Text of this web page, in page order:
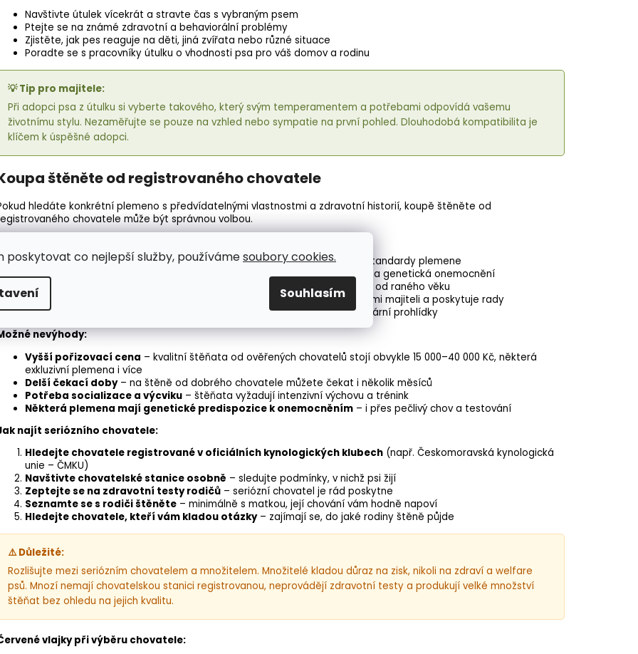
poskytovat co nejlepší služby, používámesoubory cookies.
Souhlasím
Navštivte útulek vícekrát a stravte čas s vybraným psem
Ptejte se na známé zdravotní a behaviorální problémy
Zjistěte, jak pes reaguje na děti, jiná zvířata nebo různé situace
Poradte se s pracovníky útulku o vhodnosti psa pro váš domov a rodinu
💡 Tip pro majitele:
Při adopci psa z útulku si vyberte takového, který svým temperamentem a potřebami odpovídá vašemu
životnímu stylu. Nezaměřujte se pouze na vzhled nebo sympatie na první pohled. Dlouhodobá kompatibilita je
klíčem k úspěšné adopci.
štěněte od registrovaného chovatele
hledáte konkrétní plemeno s předvídatelnými vlastnostmi a zdravotní historií, koupě štěněte od
chovatele může být správnou volbou.
Předvídatelné vlastnosti a vzhled– čistokrevní psi mají definované standardy plemene
Známá genetická historie
– kvalitní chovatelé testují rodičovské psy na genetická onemocnění
Socializace
– seriózní chovatelé začínají se socializací už od raného věku
Podpora a poradenství
– mnoho chovatelů zůstává v kontaktu s novými majiteli a poskytuje rady
Možná prevence zdravotních problémů
– štěňata podstupují veterinární prohlídky
nevýhody:
Vyšší pořizovací cena – kvalitní štěňata od ověřených chovatelů stojí obvykle 15 000–40 000 Kč, některá
exkluzivní plemena i více
Delší čekací doby– na štěně od dobrého chovatele můžete čekat i několik měsíců
Potřeba socializace a výcviku – štěňata vyžadují intenzivní výchovu a trénink
Některá plemena mají genetické predispozice k onemocněním – i přes pečlivý chov a testování
najít seriózního chovatele:
Hledejte chovatele registrované v oficiálních kynologických klubech (např. Českomoravská kynologická
unie – ČMKU)
Navštivte chovatelské stanice osobně – sledujte podmínky, v nichž psi žijí
Zeptejte se na zdravotní testy rodičů – seriózní chovatel je rád poskytne
Seznamte se s rodiči štěněte – minimálně s matkou, její chování vám hodně napoví
Hledejte chovatele, kteří vám kladou otázky– zajímají se, do jaké rodiny štěně půjde
⚠️ Důležité:
Rozlišujte mezi seriózním chovatelem a množitelem. Množitelé kladou důraz na zisk, nikoli na zdraví a welfare
psů. Mnozí nemají chovatelskou stanici registrovanou, neprovádějí zdravotní testy a produkují velké množství
štěňat bez ohledu na jejich kvalitu.
vlajky při výběru chovatele: